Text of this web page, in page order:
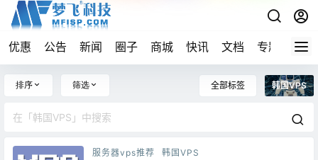
优惠 公告 新闻 圈子 商城 快讯 文档 专题 导航
排序 筛选 全部标签 韩国VPS
服务器vps推荐 韩国VPS